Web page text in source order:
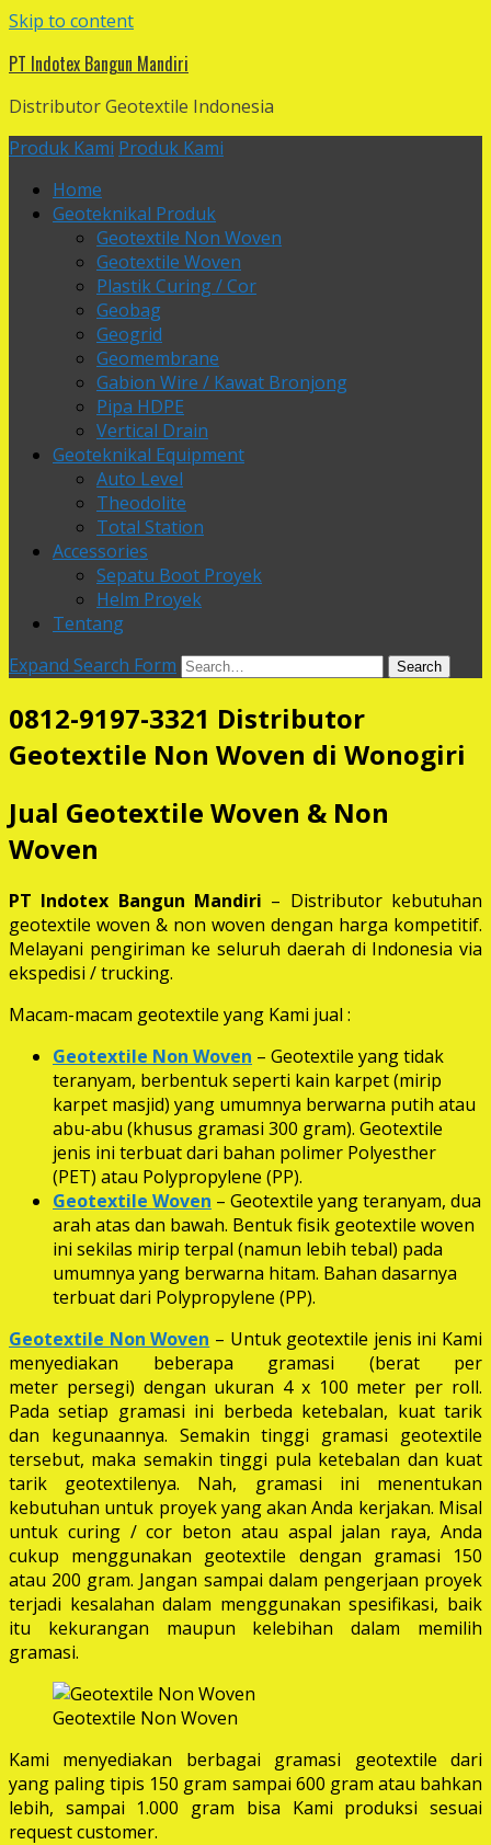
Skip to content
PT Indotex Bangun Mandiri
Distributor Geotextile Indonesia
Produk Kami Produk Kami
Home
Geoteknikal Produk
Geotextile Non Woven
Geotextile Woven
Plastik Curing / Cor
Geobag
Geogrid
Geomembrane
Gabion Wire / Kawat Bronjong
Pipa HDPE
Vertical Drain
Geoteknikal Equipment
Auto Level
Theodolite
Total Station
Accessories
Sepatu Boot Proyek
Helm Proyek
Tentang
Expand Search Form
Search
0812-9197-3321 Distributor
Geotextile Non Woven di Wonogiri
Jual Geotextile Woven & Non
Woven
PT Indotex Bangun Mandiri – Distributor kebutuhan
geotextile woven & non woven dengan harga kompetitif.
Melayani pengiriman ke seluruh daerah di Indonesia via
ekspedisi / trucking.
Macam-macam geotextile yang Kami jual :
Geotextile Non Woven – Geotextile yang tidak
teranyam, berbentuk seperti kain karpet (mirip
karpet masjid) yang umumnya berwarna putih atau
abu-abu (khusus gramasi 300 gram). Geotextile
jenis ini terbuat dari bahan polimer Polyesther
(PET) atau Polypropylene (PP).
Geotextile Woven – Geotextile yang teranyam, dua
arah atas dan bawah. Bentuk fisik geotextile woven
ini sekilas mirip terpal (namun lebih tebal) pada
umumnya yang berwarna hitam. Bahan dasarnya
terbuat dari Polypropylene (PP).
Geotextile Non Woven – Untuk geotextile jenis ini Kami
menyediakan beberapa gramasi (berat per
meter persegi) dengan ukuran 4 x 100 meter per roll.
Pada setiap gramasi ini berbeda ketebalan, kuat tarik
dan kegunaannya. Semakin tinggi gramasi geotextile
tersebut, maka semakin tinggi pula ketebalan dan kuat
tarik geotextilenya. Nah, gramasi ini menentukan
kebutuhan untuk proyek yang akan Anda kerjakan. Misal
untuk curing / cor beton atau aspal jalan raya, Anda
cukup menggunakan geotextile dengan gramasi 150
atau 200 gram. Jangan sampai dalam pengerjaan proyek
terjadi kesalahan dalam menggunakan spesifikasi, baik
itu kekurangan maupun kelebihan dalam memilih
gramasi.
Geotextile Non Woven
Kami menyediakan berbagai gramasi geotextile dari
yang paling tipis 150 gram sampai 600 gram atau bahkan
lebih, sampai 1.000 gram bisa Kami produksi sesuai
request customer.